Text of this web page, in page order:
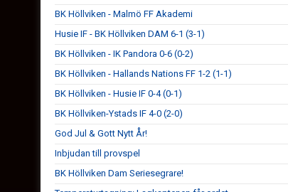
BK Höllviken - Malmö FF Akademi
Husie IF - BK Höllviken DAM 6-1 (3-1)
BK Höllviken - IK Pandora 0-6 (0-2)
BK Höllviken - Hallands Nations FF 1-2 (1-1)
BK Höllviken - Husie IF 0-4 (0-1)
BK Höllviken-Ystads IF 4-0 (2-0)
God Jul & Gott Nytt År!
Inbjudan till provspel
BK Höllviken Dam Seriesegrare!